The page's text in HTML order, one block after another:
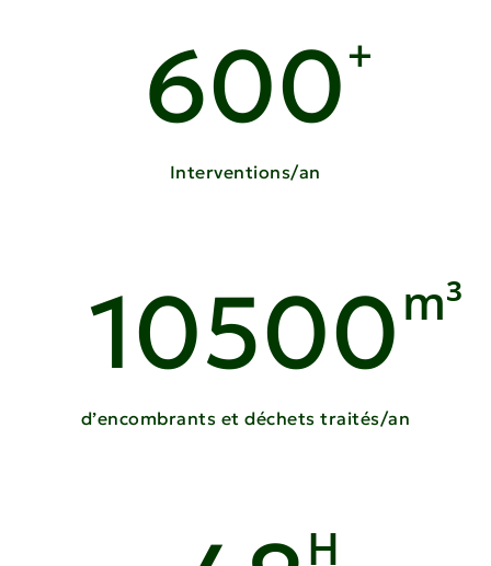
600+
Interventions/an
10500m³
d’encombrants et déchets traités/an
H